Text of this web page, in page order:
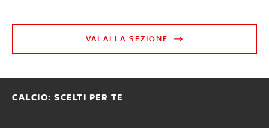
VAI ALLA SEZIONE
CALCIO: SCELTI PER TE